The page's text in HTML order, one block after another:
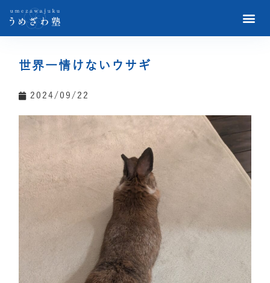
世界一情けないウサギ
2024/09/22